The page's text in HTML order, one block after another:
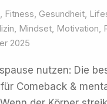
, Fitness, Gesundheit,
, Mindset, Motivation,
2025
nutzen: Die
Comeback &